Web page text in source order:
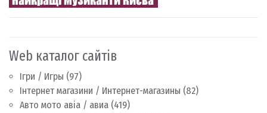
Web каталог сайтів
Ігри / Игры (97)
Інтернет магазини / Интернет-магазины (82)
Авто мото авіа / авиа (419)